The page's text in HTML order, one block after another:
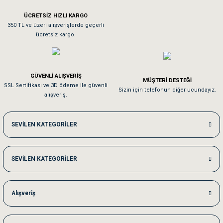
Sa**** On******
Kedilerim beğeniyorlar. Memnunuz. Uygun fiyatta olması iyi.
Me***** Ya******
Akşam verdiğim sipariş bir sonraki gün elime ulaştı. Jack russell köpeğim
Ka***** Ar******
Ufak bir sorun harici sorun olmadı sağolsunlar onuda hemen çözdüler
ÜCRETSİZ HIZLI KARGO
350 TL ve üzeri alışverişlerde geçerli
ücretsiz kargo.
GÜVENLİ ALIŞVERİŞ
SSL Sertifikası ve 3D ödeme ile güvenli
alışveriş.
MÜŞTERİ DESTEĞİ
Sizin için telefonun diğer ucundayız.
SEVİLEN KATEGORİLER
SEVİLEN KATEGORİLER
Alışveriş